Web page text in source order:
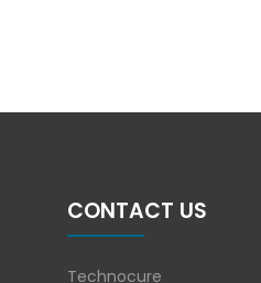
CONTACT US
Technocure